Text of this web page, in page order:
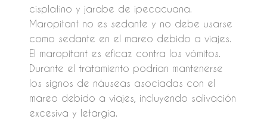
cisplatino y jarabe de ipecacuana.
Maropitant no es sedante y no debe usarse
como sedante en el mareo debido a viajes.
El maropitant es eficaz contra los vómitos.
Durante el tratamiento podrían mantenerse
los signos de náuseas asociadas con el
mareo debido a viajes, incluyendo salivación
excesiva y letargia.